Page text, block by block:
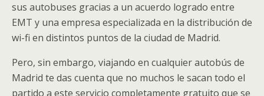
sus autobuses gracias a un acuerdo logrado entre
EMT y una empresa especializada en la distribución de
wi-fi en distintos puntos de la ciudad de Madrid.
Pero, sin embargo, viajando en cualquier autobús de
Madrid te das cuenta que no muchos le sacan todo el
partido a este servicio completamente gratuito que se